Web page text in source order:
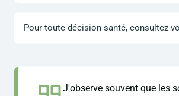
Pour toute décision santé, consultez
J'observe souvent que les